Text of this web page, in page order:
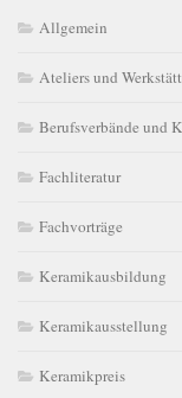
Allgemein
Ateliers und
Berufsverbände und
Fachliteratur
Fachvorträge
Keramikausbildung
Keramikausstellung
Keramikpreis